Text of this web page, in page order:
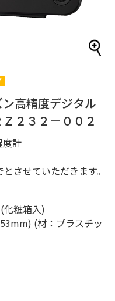
ン高精度デジタル
２３２－００２
度計
させていただきます。
粧箱入)
(材：プラスチッ